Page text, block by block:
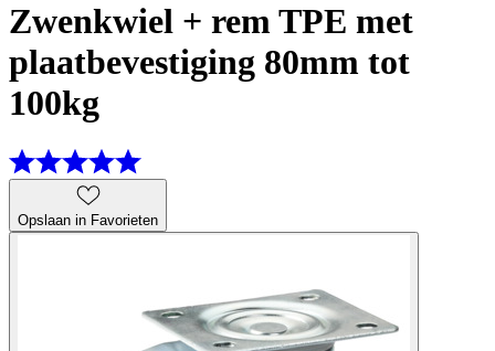
Zwenkwiel + rem TPE met
plaatbevestiging 80mm tot
100kg
Opslaan in Favorieten